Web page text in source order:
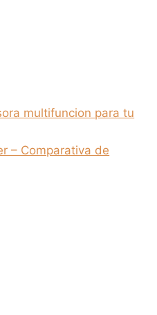
multifuncion para tu
– Comparativa de